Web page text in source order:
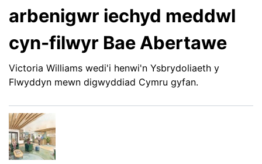
arbenigwr iechyd meddwl
cyn-filwyr Bae Abertawe
Victoria Williams wedi'i henwi'n Ysbrydoliaeth y
Flwyddyn mewn digwyddiad Cymru gyfan.